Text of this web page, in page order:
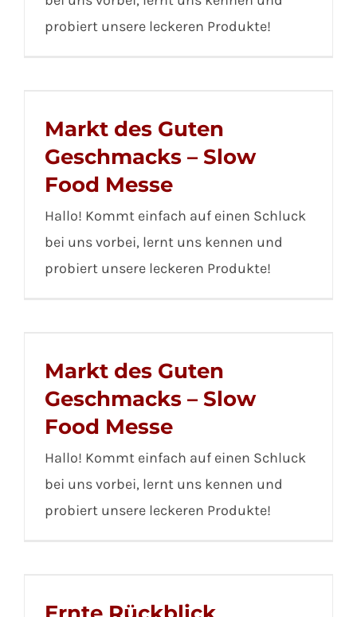
probiert unsere leckeren Produkte!
Markt des Guten
Geschmacks – Slow
Food Messe
Hallo! Kommt einfach auf einen Schluck
bei uns vorbei, lernt uns kennen und
probiert unsere leckeren Produkte!
Markt des Guten
Geschmacks – Slow
Food Messe
Hallo! Kommt einfach auf einen Schluck
bei uns vorbei, lernt uns kennen und
probiert unsere leckeren Produkte!